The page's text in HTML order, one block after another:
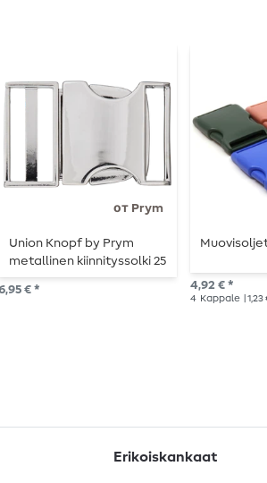
от Prym
Union Knopf by Prym
metallinen kiinnityssolki 25
mm, hopea
€ *
4,92 € *
4 Kappale |
Erikoiskankaat